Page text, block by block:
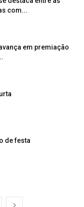
com...
em premiação
de festa